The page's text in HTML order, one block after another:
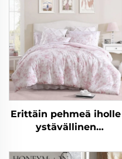
Erittäin pehmeä iholle
ystävällinen
eukalyptusmikrokuitu